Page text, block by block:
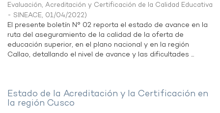
Evaluación, Acreditación y Certificación de la Calidad Educativa
- SINEACE, 01/04/2022)
El presente boletín N° 02 reporta el estado de avance en la
ruta del aseguramiento de la calidad de la oferta de
educación superior, en el plano nacional y en la región
Callao, detallando el nivel de avance y las dificultades ...
Estado de la Acreditación y la Certificación en
la región Cusco